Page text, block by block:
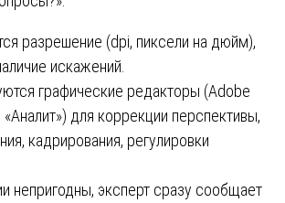
разрешение (dpi, пиксели на дюйм),
искажений.
графические редакторы (Adobe
для коррекции перспективы,
кадрирования, регулировки
непригодны, эксперт сразу сообщает